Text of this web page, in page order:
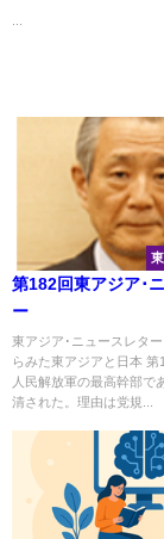
第182回東アジア･
ー
東アジア･ニュースレタ
らみた東アジアと日本
人民解放軍の最高幹部で
清された。理由は党規...